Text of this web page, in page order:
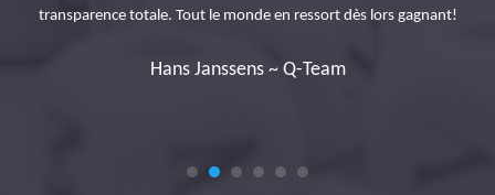
transparence totale. Tout le monde en ressort dès lors gagnant!
Hans Janssens ~ Q-Team